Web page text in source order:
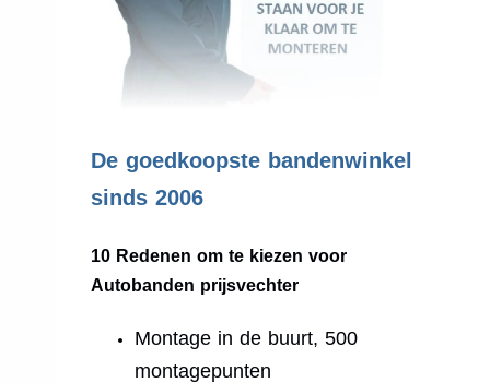
De goedkoopste bandenwinkel
sinds 2006
10 Redenen om te kiezen voor
Autobanden prijsvechter
Montage in de buurt, 500
montagepunten